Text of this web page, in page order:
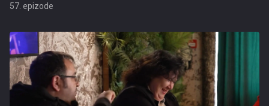
57. epizode